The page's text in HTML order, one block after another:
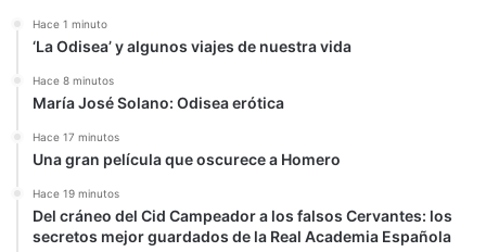
Hace 1 minuto
‘La Odisea’ y algunos viajes de nuestra vida
Hace 8 minutos
María José Solano: Odisea erótica
Hace 17 minutos
Una gran película que oscurece a Homero
Hace 19 minutos
Del cráneo del Cid Campeador a los falsos Cervantes: los
secretos mejor guardados de la Real Academia Española